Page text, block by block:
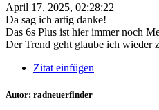
April 17, 2025, 02:28:22
Da sag ich artig danke!
Das 6s Plus ist hier immer noch
Der Trend geht glaube ich wieder
Zitat einfügen
Autor: radneuerfinder